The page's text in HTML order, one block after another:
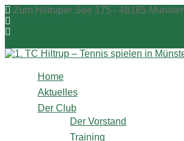
Zum
Inhalt
springen
Zum Hiltruper See 175 - 48165 Münster
Home
Aktuelles
Der Club
Der Vorstand
Training